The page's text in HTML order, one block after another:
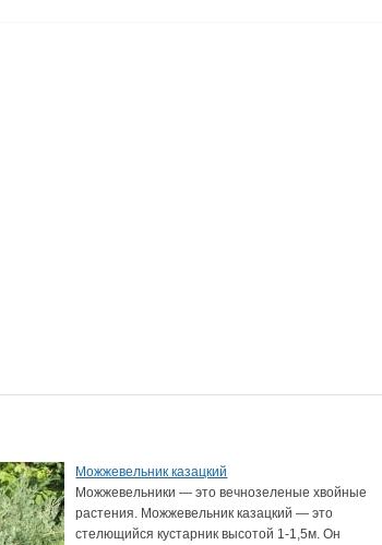
Можжевельник казацкий
Можжевельники — это вечнозеленые хвойные
растения. Можжевельник казацкий — это
стелющийся кустарник высотой 1-1,5м. Он